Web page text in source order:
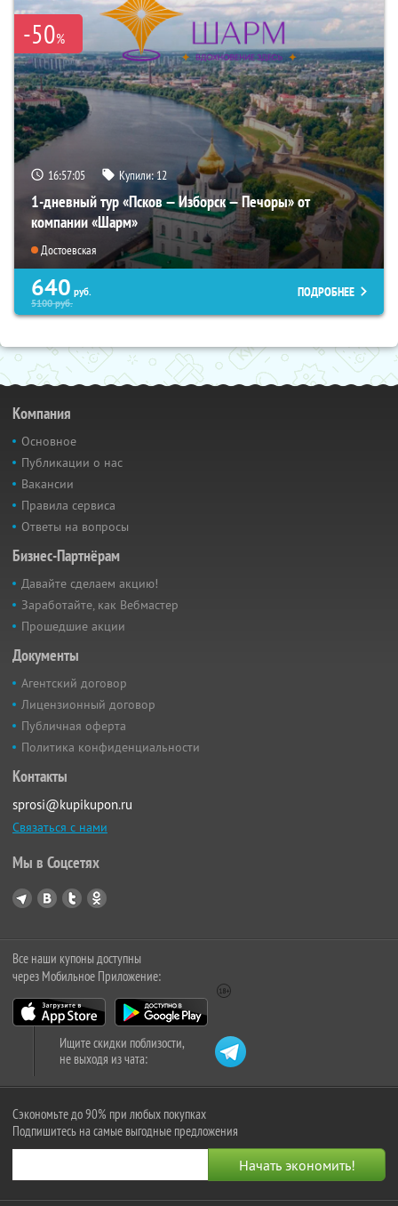
-50%
16:57:04 Купили:12
1-дневный тур «Псков — Изборск — Печоры» от
компании «Шарм»
Достоевская
640 руб.
5100руб.
ПОДРОБНЕЕ
Компания
Основное
Публикации о нас
Вакансии
Правила сервиса
Ответы на вопросы
Бизнес-Партнёрам
Давайте сделаем акцию!
Заработайте, как Вебмастер
Прошедшие акции
Документы
Агентский договор
Лицензионный договор
Публичная оферта
Политика конфиденциальности
Контакты
sprosi@kupikupon.ru
Связаться с нами
Мы в Соцсетях
Все наши купоны доступны
через Мобильное Приложение:
Ищите скидки поблизости,
не выходя из чата:
Сэкономьте до 90% при любых покупках
Подпишитесь на самые выгодные предложения